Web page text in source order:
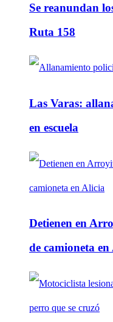
Se reanundan
Ruta 158
Las Varas:
en escuela
Detienen en
de camioneta